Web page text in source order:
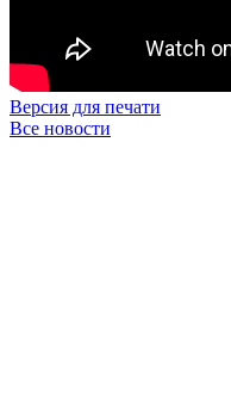
Версия для печати
Все новости